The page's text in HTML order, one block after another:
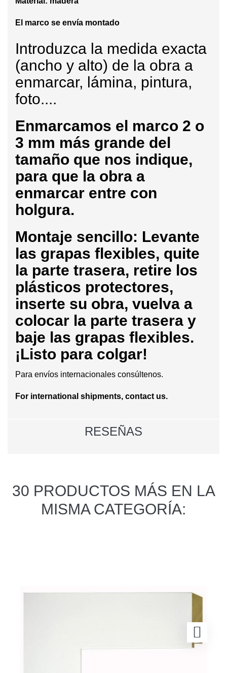
El marco se envía montado
Introduzca la medida exacta
(ancho y alto) de la obra a
enmarcar, lámina, pintura,
foto....
Enmarcamos el marco 2 o
3 mm más grande del
tamaño que nos indique,
para que la obra a
enmarcar entre con
holgura.
Montaje sencillo: Levante
las grapas flexibles, quite
la parte trasera, retire los
plásticos protectores,
inserte su obra, vuelva a
colocar la parte trasera y
baje las grapas flexibles.
¡Listo para colgar!
Para envíos internacionales consúltenos.
For international shipments, contact us.
RESEÑAS
30 PRODUCTOS MÁS EN LA
MISMA CATEGORÍA: